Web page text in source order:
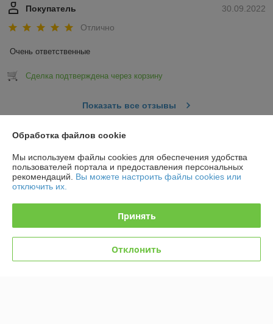
30.09.2022
Покупатель
Отлично
Очень ответственные
Сделка подтверждена через корзину
Показать все отзывы
Контакты
Доставка и оплата
Полная версия сайта
Обработка файлов cookie
Мы используем файлы cookies для обеспечения удобства
пользователей портала и предоставления персональных
рекомендаций. Вы можете настроить файлы cookies или
отключить их.
Принять
Отклонить